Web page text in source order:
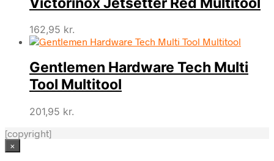
162,95 kr.
Gentlemen Hardware Tech Multi
Tool Multitool
201,95 kr.
[copyright]
×